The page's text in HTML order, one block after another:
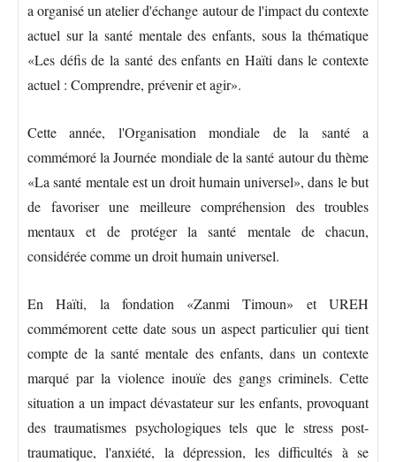
a organisé un atelier d'échange autour de l'impact du contexte
actuel sur la santé mentale des enfants, sous la thématique
«Les défis de la santé des enfants en Haïti dans le contexte
actuel : Comprendre, prévenir et agir».
Cette année, l'Organisation mondiale de la santé a
commémoré la Journée mondiale de la santé autour du thème
«La santé mentale est un droit humain universel», dans le but
de favoriser une meilleure compréhension des troubles
mentaux et de protéger la santé mentale de chacun,
considérée comme un droit humain universel.
En Haïti, la fondation «Zanmi Timoun» et UREH
commémorent cette date sous un aspect particulier qui tient
compte de la santé mentale des enfants, dans un contexte
marqué par la violence inouïe des gangs criminels. Cette
situation a un impact dévastateur sur les enfants, provoquant
des traumatismes psychologiques tels que le stress post-
traumatique, l'anxiété, la dépression, les difficultés à se